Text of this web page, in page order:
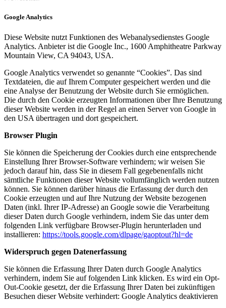
Google Analytics
Diese Website nutzt Funktionen des Webanalysedienstes Google
Analytics. Anbieter ist die Google Inc., 1600 Amphitheatre Parkway
Mountain View, CA 94043, USA.
Google Analytics verwendet so genannte “Cookies”. Das sind
Textdateien, die auf Ihrem Computer gespeichert werden und die
eine Analyse der Benutzung der Website durch Sie ermöglichen.
Die durch den Cookie erzeugten Informationen über Ihre Benutzung
dieser Website werden in der Regel an einen Server von Google in
den USA übertragen und dort gespeichert.
Browser Plugin
Sie können die Speicherung der Cookies durch eine entsprechende
Einstellung Ihrer Browser-Software verhindern; wir weisen Sie
jedoch darauf hin, dass Sie in diesem Fall gegebenenfalls nicht
sämtliche Funktionen dieser Website vollumfänglich werden nutzen
können. Sie können darüber hinaus die Erfassung der durch den
Cookie erzeugten und auf Ihre Nutzung der Website bezogenen
Daten (inkl. Ihrer IP-Adresse) an Google sowie die Verarbeitung
dieser Daten durch Google verhindern, indem Sie das unter dem
folgenden Link verfügbare Browser-Plugin herunterladen und
installieren: https://tools.google.com/dlpage/gaoptout?hl=de
Widerspruch gegen Datenerfassung
Sie können die Erfassung Ihrer Daten durch Google Analytics
verhindern, indem Sie auf folgenden Link klicken. Es wird ein Opt-
Out-Cookie gesetzt, der die Erfassung Ihrer Daten bei zukünftigen
Besuchen dieser Website verhindert: Google Analytics deaktivieren